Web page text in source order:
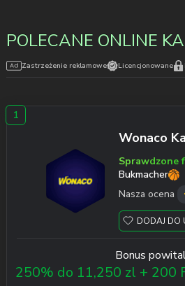
POLECANE ONLINE
Zastrzeżenie reklamowe Licencjonowane
Wonaco
Sprawdzone
Bukmacher
Nasza ocena
DODAJ DO
Bonus
250% do 11,250 zl + 200